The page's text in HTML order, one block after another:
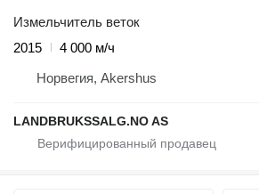
Измельчитель веток
2015
4 000 м/ч
Норвегия, Akershus
LANDBRUKSSALG.NO AS